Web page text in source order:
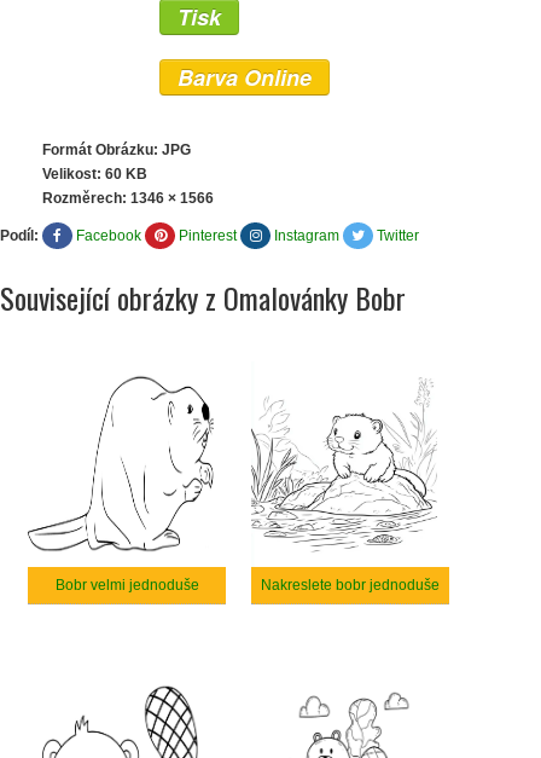
Tisk
Barva Online
Formát Obrázku: JPG
Velikost: 60 KB
Rozměrech: 1346 × 1566
Podíl: Facebook Pinterest Instagram Twitter
Související obrázky z Omalovánky Bobr
Bobr velmi jednoduše Nakreslete bobr jednoduše